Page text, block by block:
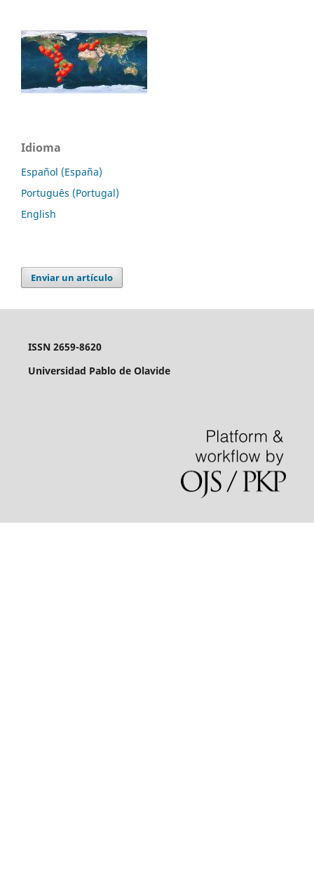
Idioma
Español (España)
Português (Portugal)
English
Enviar un artículo
ISSN 2659-8620
Universidad Pablo de Olavide